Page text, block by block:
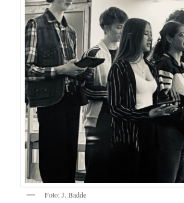
Foto: J. Badde